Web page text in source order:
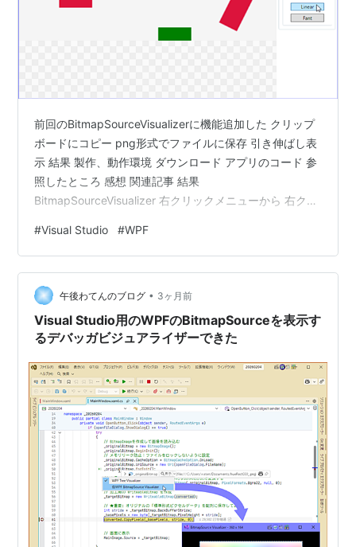
前回のBitmapSourceVisualizerに機能追加した クリップ
ボードにコピー png形式でファイルに保存 引き伸ばし表
示 結果 製作、動作環境 ダウンロード アプリのコード 参
照したところ 感想 関連記事 結果
BitmapSourceVisualizer 右クリックメニューから 右クリ
WPFには4種類用意されていたのでそれの選択 初期値は
引き伸ばしなしの等倍表示 補間方式の選択 引き伸ばし表
示時の補間方式 初期値はNearestNeighbor(最近傍補間)
残りの2つLinearとFantは、名前が違うけど結果はどっち
も同…
#Visual Studio #WPF
午後わてんのブログ • 3ヶ月前
Visual Studio用のWPFのBitmapSourceを表示す
るデバッガビジュアライザーできた